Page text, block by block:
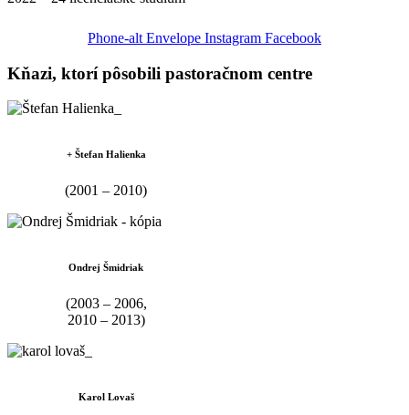
Phone-alt Envelope Instagram Facebook
Kňazi, ktorí pôsobili pastoračnom centre
+ Štefan Halienka
(2001 – 2010)
Ondrej Šmidriak
(2003 – 2006,
2010 – 2013)
Karol Lovaš